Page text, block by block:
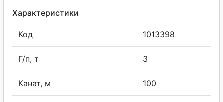
Характеристики
Код 1013398
Г/п, т 3
Канат, м 100